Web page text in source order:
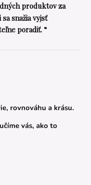
produktov za
snažia vyjsť
poradiť. “
rovnováhu a krásu.
vás, ako to